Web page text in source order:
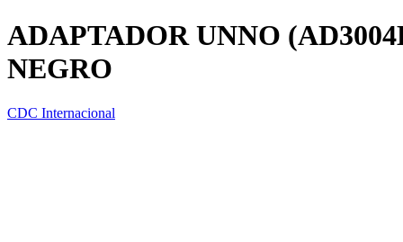
ADAPTADOR UNNO
NEGRO
CDC Internacional